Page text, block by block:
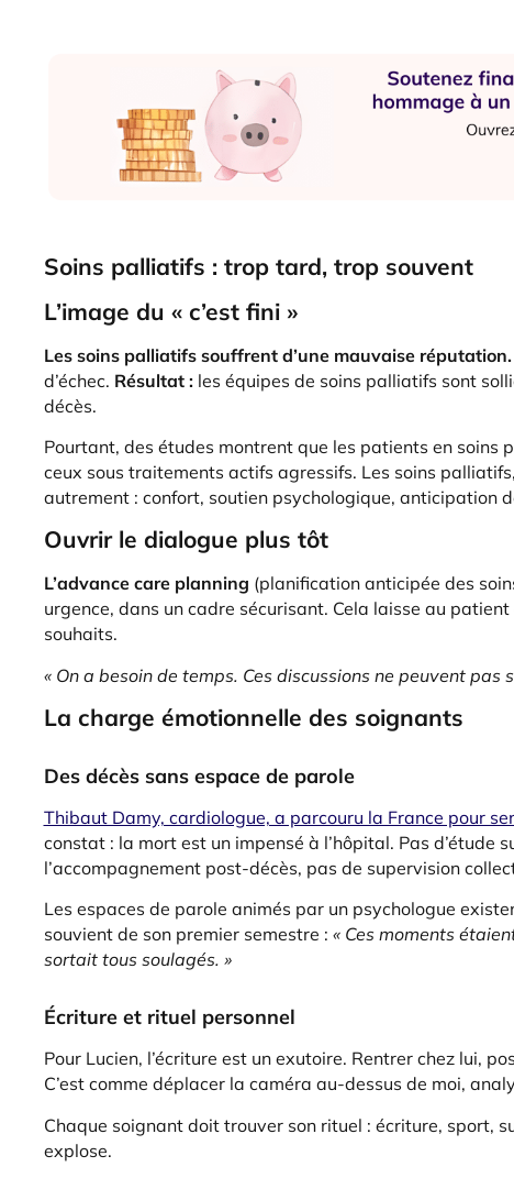
Soins palliatifs : trop tard, trop souvent
L’image du « c’est fini »
Les soins palliatifs souffrent d’une mauvaise réputation.
d’échec. Résultat :les équipes de soins palliatifs sont
décès.
Pourtant, des études montrent que les patients en
ceux sous traitements actifs agressifs. Les soins
autrement : confort, soutien psychologique, anticipation
Ouvrir le dialogue plus tôt
L’advance care planning (planification anticipée des
urgence, dans un cadre sécurisant. Cela laisse au
souhaits.
« On a besoin de temps. Ces discussions ne peuvent
La charge émotionnelle des soignants
Des décès sans espace de parole
Thibaut Damy, cardiologue, a parcouru la France pour
constat : la mort est un impensé à l’hôpital. Pas
l’accompagnement post-décès, pas de supervision
Les espaces de parole animés par un psychologue
souvient de son premier semestre : « Ces moments
sortait tous soulagés. »
Écriture et rituel personnel
Pour Lucien, l’écriture est un exutoire. Rentrer chez lui,
C’est comme déplacer la caméra au-dessus de moi,
Chaque soignant doit trouver son rituel : écriture, sport,
explose.